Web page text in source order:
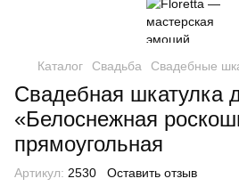
Каталог Свадьба Свадебные
Свадебная шкатулка
«Белоснежная
прямоугольная
Артикул: 2530 Оставить отзыв